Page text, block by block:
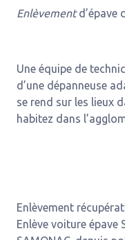
Enlèvementd’épave
Une équipe de
d’une dépanneuse
se rend sur les lieux
habitez dans
Enlèvement
Enlève voiture épave